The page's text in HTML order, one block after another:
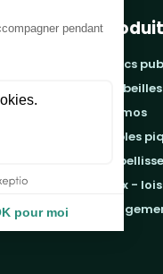
de
aux
bancs
promos
tables
jeux -